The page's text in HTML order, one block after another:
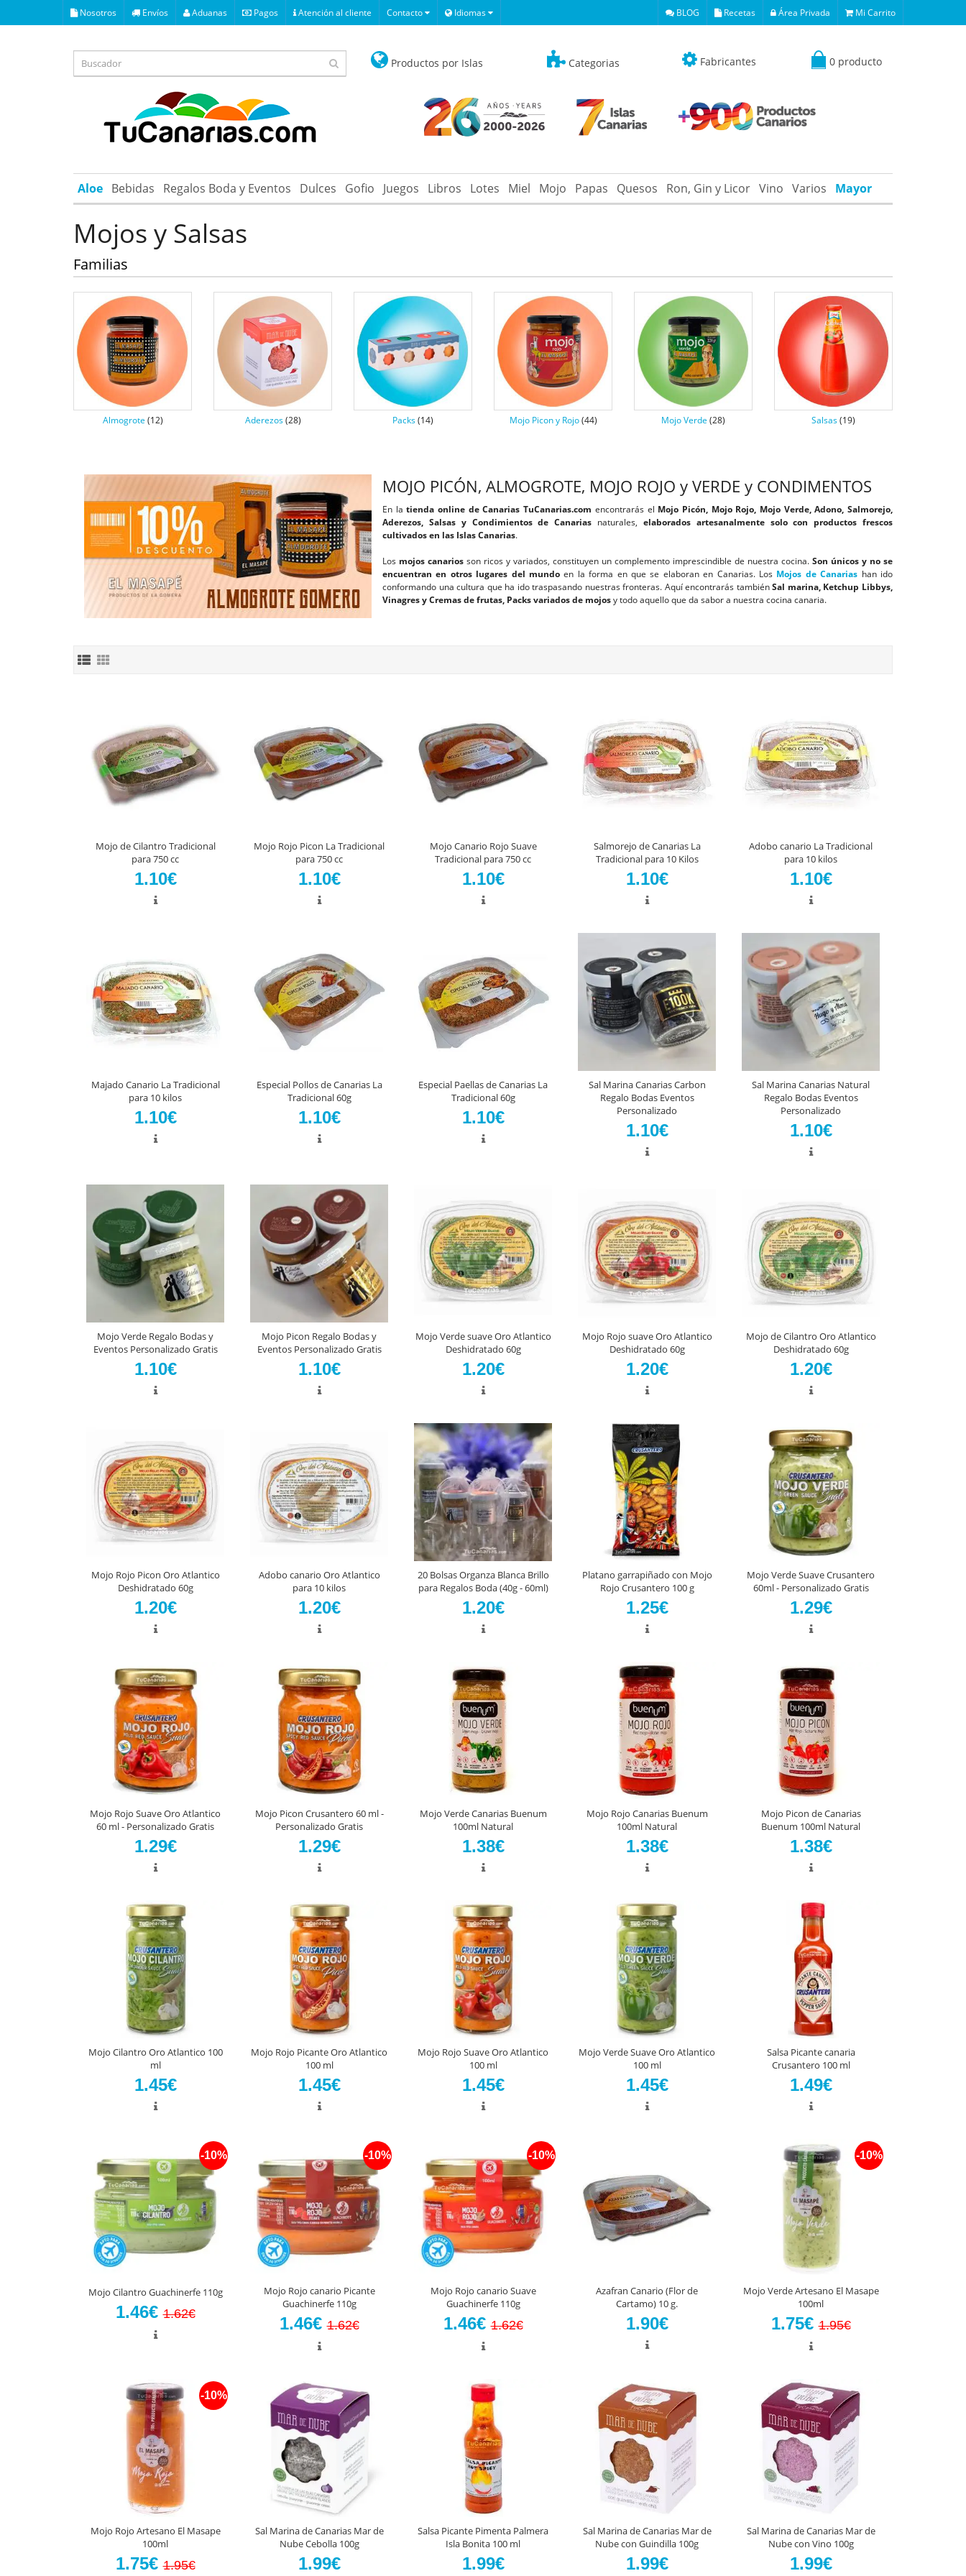
Nosotros Envíos Aduanas Pagos Atención al cliente Contacto Idiomas BLOG Recetas Área Privada Mi Carrito
Productos por Islas Categorias Fabricantes 0 producto
Aloe Bebidas Regalos Boda y Eventos Dulces Gofio Juegos Libros Lotes Miel Mojo Papas Quesos Ron, Gin y Licor Vino Varios Mayor
Mojos y Salsas
Familias
Almogrote (12) Aderezos(28) Packs(14) Mojo Picon y Rojo(44) Mojo Verde (28) Salsas(19)
MOJO PICÓN, ALMOGROTE, MOJO ROJO y VERDE y CONDIMENTOS
En latienda online de Canarias TuCanarias.com encontrarás el Mojo Picón, Mojo Rojo, Mojo Verde, Adono, Salmorejo,
Aderezos, Salsas y Condimientos de Canarias naturales, elaborados artesanalmente solo con productos frescos
cultivados en las Islas Canarias.
Los mojos canarios son ricos y variados, constituyen un complemento imprescindible de nuestra cocina. Son únicos y no se
encuentran en otros lugares del mundo en la forma en que se elaboran en Canarias. Los Mojos de Canarias han ido
conformando una cultura que ha ido traspasando nuestras fronteras. Aquí encontrarás tambiénSal marina, Ketchup Libbys,
Vinagres y Cremas de frutas, Packs variados de mojosy todo aquello que da sabor a nuestra cocina canaria.
Mojo de Cilantro Tradicional
para 750 cc
1.10€
Mojo Rojo Picon La Tradicional
para 750 cc
1.10€
Mojo Canario Rojo Suave
Tradicional para 750 cc
1.10€
Salmorejo de Canarias La
Tradicional para 10 Kilos
1.10€
Adobo canario La Tradicional
para 10 kilos
1.10€
Majado Canario La Tradicional
para 10 kilos
1.10€
Especial Pollos de Canarias La
Tradicional 60g
1.10€
Especial Paellas de Canarias La
Tradicional 60g
1.10€
Sal Marina Canarias Carbon
Regalo Bodas Eventos
Personalizado
1.10€
Sal Marina Canarias Natural
Regalo Bodas Eventos
Personalizado
1.10€
Mojo Verde Regalo Bodas y
Eventos Personalizado Gratis
1.10€
Mojo Picon Regalo Bodas y
Eventos Personalizado Gratis
1.10€
Mojo Verde suave Oro Atlantico
Deshidratado 60g
1.20€
Mojo Rojo suave Oro Atlantico
Deshidratado 60g
1.20€
Mojo de Cilantro Oro Atlantico
Deshidratado 60g
1.20€
Mojo Rojo Picon Oro Atlantico
Deshidratado 60g
1.20€
Adobo canario Oro Atlantico
para 10 kilos
1.20€
20 Bolsas Organza Blanca Brillo
para Regalos Boda (40g - 60ml)
1.20€
Platano garrapiñado con Mojo
Rojo Crusantero 100 g
1.25€
Mojo Verde Suave Crusantero
60ml - Personalizado Gratis
1.29€
Mojo Rojo Suave Oro Atlantico
60 ml - Personalizado Gratis
1.29€
Mojo Picon Crusantero 60 ml -
Personalizado Gratis
1.29€
Mojo Verde Canarias Buenum
100ml Natural
1.38€
Mojo Rojo Canarias Buenum
100ml Natural
1.38€
Mojo Picon de Canarias
Buenum 100ml Natural
1.38€
Mojo Cilantro Oro Atlantico 100
ml
1.45€
Mojo Rojo Picante Oro Atlantico
100 ml
1.45€
Mojo Rojo Suave Oro Atlantico
100 ml
1.45€
Mojo Verde Suave Oro Atlantico
100 ml
1.45€
Salsa Picante canaria
Crusantero 100 ml
1.49€
Mojo Cilantro Guachinerfe 110g
1.46€
-10%
1.62€
Mojo Rojo canario Picante
Guachinerfe 110g
1.46€
-10%
1.62€
Mojo Rojo canario Suave
Guachinerfe 110g
1.46€
-10%
1.62€
Azafran Canario (Flor de
Cartamo) 10 g.
1.90€
Mojo Verde Artesano El Masape
100ml
1.75€
-10%
1.95€
Mojo Rojo Artesano El Masape
100ml
1.75€
-10%
1.95€
Sal Marina de Canarias Mar de
Nube Cebolla 100g
1.99€
Salsa Picante Pimenta Palmera
Isla Bonita 100 ml
1.99€
Sal Marina de Canarias Mar de
Nube con Guindilla 100g
1.99€
Sal Marina de Canarias Mar de
Nube con Vino 100g
1.99€